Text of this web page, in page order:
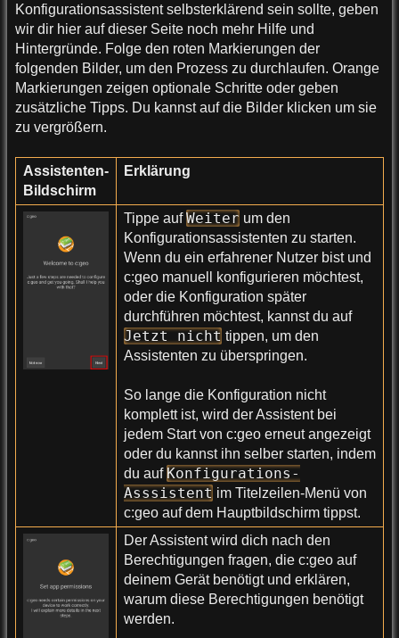
Konfigurationsassistent selbsterklärend sein sollte, geben
wir dir hier auf dieser Seite noch mehr Hilfe und
Hintergründe. Folge den roten Markierungen der
folgenden Bilder, um den Prozess zu durchlaufen. Orange
Markierungen zeigen optionale Schritte oder geben
zusätzliche Tipps. Du kannst auf die Bilder klicken um sie
zu vergrößern.
Assistenten-
Bildschirm
Erklärung
Tippe aufWeiter um den
Konfigurationsassistenten zu starten.
Wenn du ein erfahrener Nutzer bist und
c:geo manuell konfigurieren möchtest,
oder die Konfiguration später
durchführen möchtest, kannst du auf
Jetzt nicht tippen, um den
Assistenten zu überspringen.
So lange die Konfiguration nicht
komplett ist, wird der Assistent bei
jedem Start von c:geo erneut angezeigt
oder du kannst ihn selber starten, indem
du aufKonfigurations-
Asssistent im Titelzeilen-Menü von
c:geo auf dem Hauptbildschirm tippst.
Der Assistent wird dich nach den
Berechtigungen fragen, die c:geo auf
deinem Gerät benötigt und erklären,
warum diese Berechtigungen benötigt
werden.